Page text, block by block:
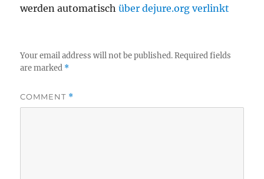
werden automatischüber dejure.org verlinkt
Your email address will not be published. Required fields
are marked *
COMMENT *